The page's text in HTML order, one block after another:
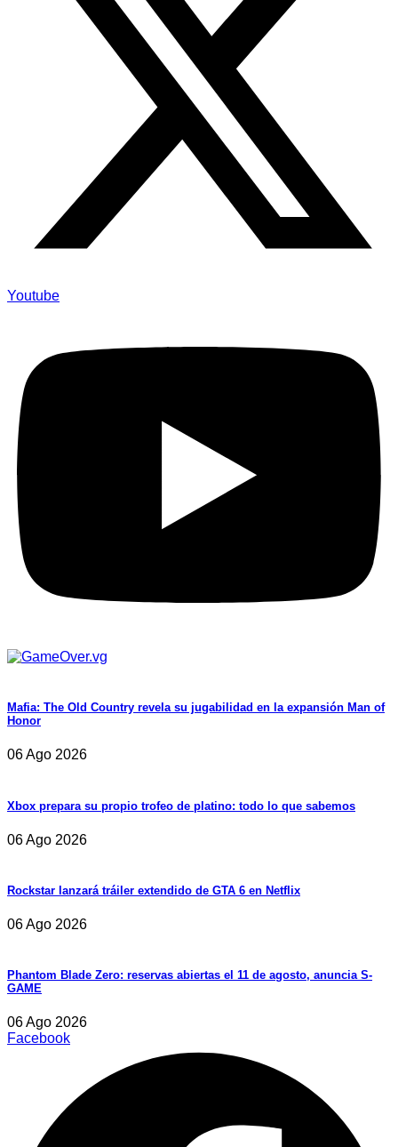
Youtube
Mafia: The Old Country revela su jugabilidad en la expansión Man of
Honor
06 Ago 2026
Xbox prepara su propio trofeo de platino: todo lo que sabemos
06 Ago 2026
Rockstar lanzará tráiler extendido de GTA 6 en Netflix
06 Ago 2026
Phantom Blade Zero: reservas abiertas el 11 de agosto, anuncia S-
GAME
06 Ago 2026
Facebook